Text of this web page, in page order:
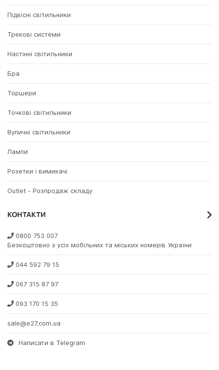
Підвісні світильники
Трекові системи
Настінні світильники
Бра
Торшери
Точкові світильники
Вуличні світильники
Лампи
Розетки і вимикачі
Outlet - Розпродаж складу
КОНТАКТИ
0800 753 007
Безкоштовно з усіх мобільних та міських номерів України
044 592 79 15
067 315 87 97
093 170 15 35
sale@e27.com.ua
Написати в Telegram